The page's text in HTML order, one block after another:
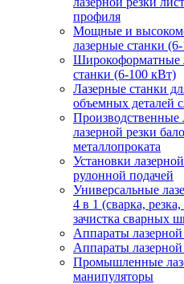
профиля
Мощные и
лазерные станки
Широкоформатные
станки (6-100 кВт)
Лазерные станки
объемных деталей
Производственные
лазерной резки
металлопроката
Установки
рулонной подачей
Универсальные
4 в 1 (сварка, резка,
зачистка сварных
Аппараты лазерной
Аппараты
Промышленные
манипуляторы